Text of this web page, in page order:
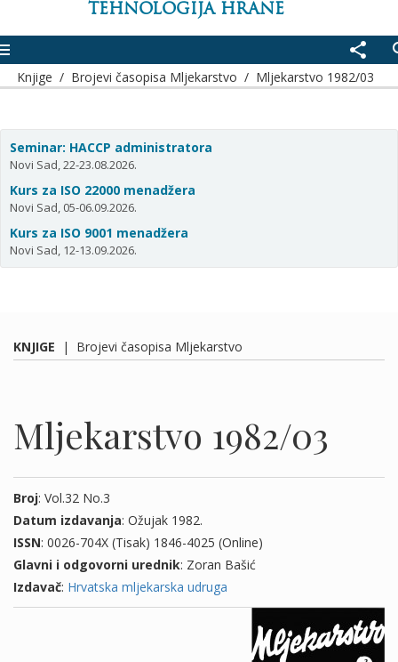
TEHNOLOGIJA HRANE
share
Knjige / Brojevi časopisa Mljekarstvo / Mljekarstvo 1982/03
Seminar: HACCP administratora
Novi Sad, 22-23.08.2026.
Kurs za ISO 22000 menadžera
Novi Sad, 05-06.09.2026.
Kurs za ISO 9001 menadžera
Novi Sad, 12-13.09.2026.
KNJIGE | Brojevi časopisa Mljekarstvo
Mljekarstvo 1982/03
Broj: Vol.32 No.3
Datum izdavanja: Ožujak 1982.
ISSN: 0026-704X (Tisak) 1846-4025 (Online)
Glavni i odgovorni urednik: Zoran Bašić
Izdavač: Hrvatska mljekarska udruga